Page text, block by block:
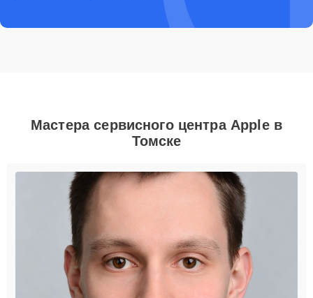
Мастера сервисного центра Apple в
Томске